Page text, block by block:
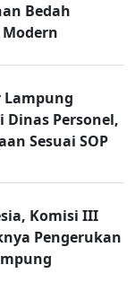
Bedah
Lampung
Dinas Personel,
Sesuai SOP
Komisi III
Pengerukan